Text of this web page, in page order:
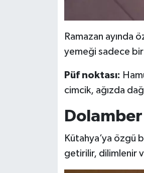
Ramazan ayında
yemeği sadece
Püf noktası:
cimcik, ağızda
Dolamber
Kütahya’ya özgü
getirilir, dilimlenir